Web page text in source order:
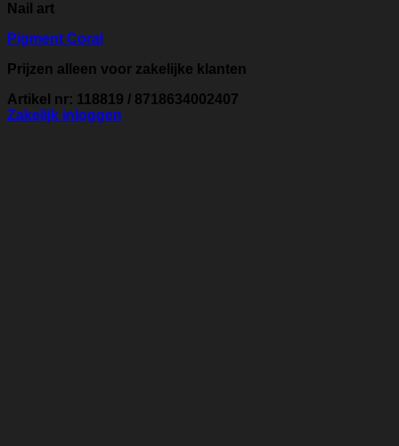
Nail art
Pigment Coral
Prijzen alleen voor zakelijke klanten
Artikel nr: 118819 / 8718634002407
Zakelijk inloggen